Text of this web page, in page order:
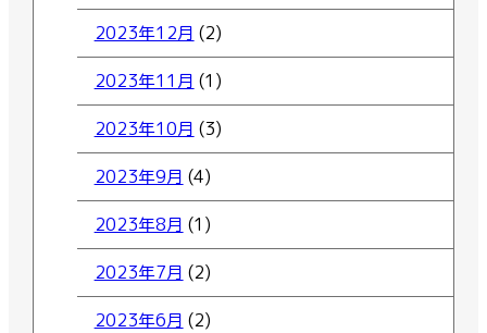
2023年12月 (2)
2023年11月 (1)
2023年10月 (3)
2023年9月 (4)
2023年8月 (1)
2023年7月 (2)
2023年6月 (2)